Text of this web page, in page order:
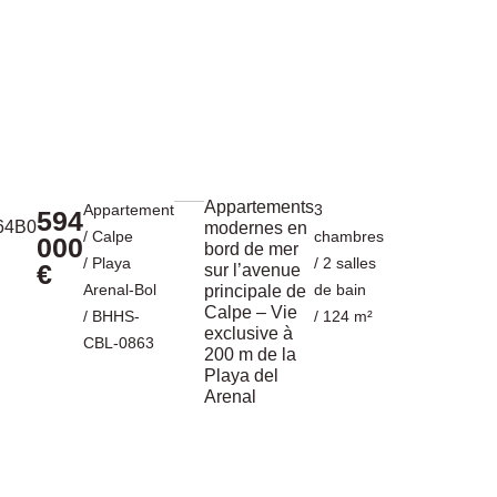
594
000
€
Appartement
/ Calpe
/ Playa
Arenal-Bol
/ BHHS-
CBL-0863
Appartements
modernes en
bord de mer
sur l’avenue
principale de
Calpe – Vie
exclusive à
200 m de la
Playa del
Arenal
3
chambres
/ 2 salles
de bain
/ 124 m²